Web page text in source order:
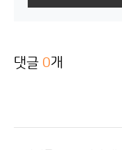
댓글 0개